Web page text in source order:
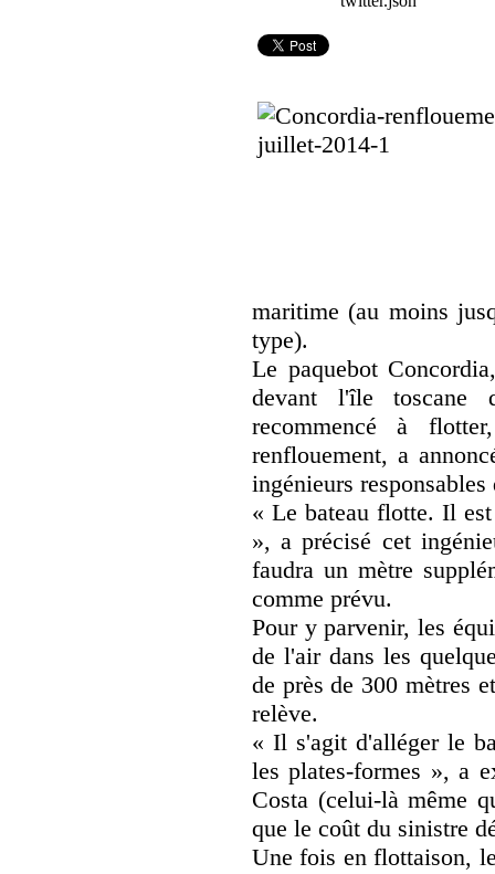
maritime (au moins
type).
Le paquebot
devant l'île
recommencé à
renflouement, a
ingénieurs
« Le bateau flotte. Il
», a précisé cet
faudra un mètre
comme prévu.
Pour y parvenir, les
de l'air dans les
de près de 300 mètres
relève.
« Il s'agit d'alléger le
les plates-formes », a
Costa (celui-là même
que le coût du sinistre
Une fois en flottaison,